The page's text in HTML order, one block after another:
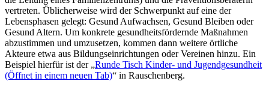
vertreten. Üblicherweise wird der Schwerpunkt auf eine der
Lebensphasen gelegt: Gesund Aufwachsen, Gesund Bleiben oder
Gesund Altern. Um konkrete gesundheitsfördernde Maßnahmen
abzustimmen und umzusetzen, kommen dann weitere örtliche
Akteure etwa aus Bildungseinrichtungen oder Vereinen hinzu. Ein
Beispiel hierfür ist der „Runde Tisch Kinder- und Jugendgesundheit
(Öffnet in einem neuen Tab)“ in Rauschenberg.